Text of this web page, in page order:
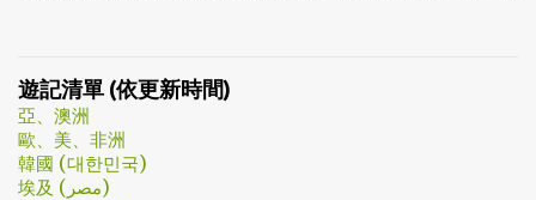
劇了；接著至安把都俊永代表玩弄掌心的談判…這倒底是怎麼樣風格
的劇集，難倒是推理劇嗎? 但是主角三兄弟與媽媽的鬥嘴，這不應該
是家庭劇嗎? 說到家庭劇，這部劇我第一個哭點和男女主角無關，而
是在大哥被罵，媽媽放下便當離開，之後對他微笑的那場戲。然後
期了… 在花了幾個小時試了一下，目前與大家推薦的是Urban VPN
遊記清單 (依更新時間)
亞、澳洲
歐、美、非洲
韓國 (대한민국)
埃及 (مصر)